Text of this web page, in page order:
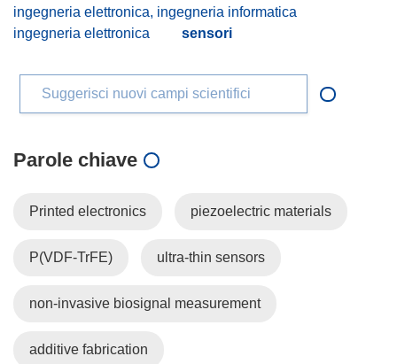
ingegneria elettronica, ingegneria informatica
ingegneria elettronica
sensori
Suggerisci nuovi campi scientifici
Parole chiave
Printed electronics piezoelectric materials
P(VDF-TrFE) ultra-thin sensors
non-invasive biosignal measurement
additive fabrication